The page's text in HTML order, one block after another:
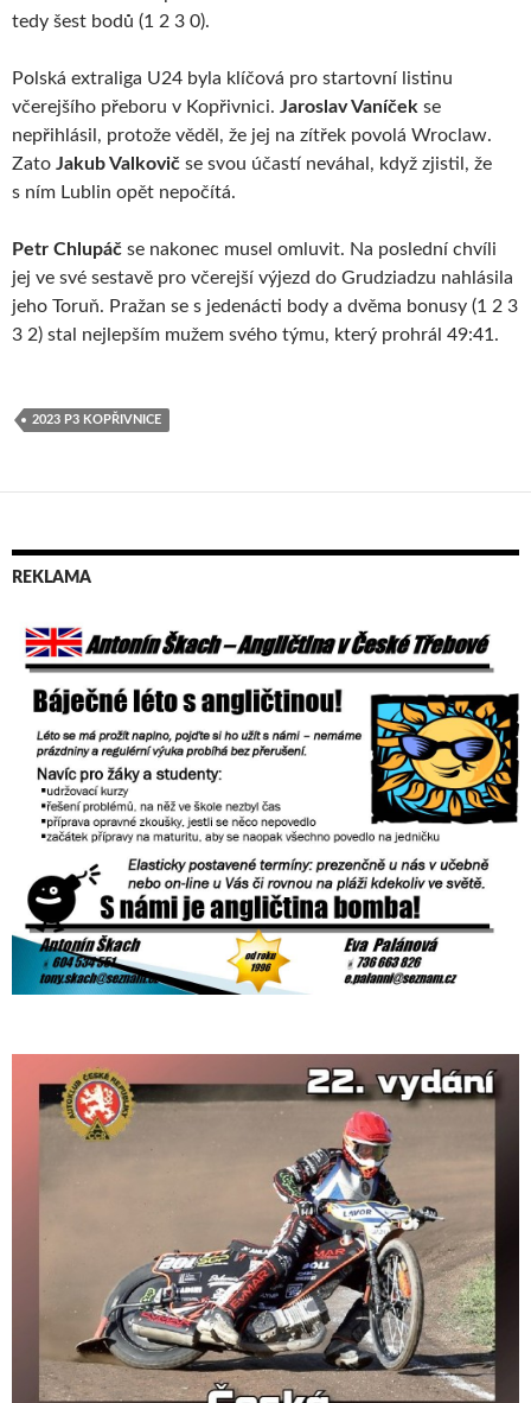
tedy šest bodů (1 2 3 0).
Polská extraliga U24 byla klíčová pro startovní listinu
včerejšího přeboru v Kopřivnici. Jaroslav Vaníček se
nepřihlásil, protože věděl, že jej na zítřek povolá Wroclaw.
Zato Jakub Valkovič se svou účastí neváhal, když zjistil, že
s ním Lublin opět nepočítá.
Petr Chlupáč se nakonec musel omluvit. Na poslední chvíli
jej ve své sestavě pro včerejší výjezd do Grudziadzu nahlásila
jeho Toruň. Pražan se s jedenácti body a dvěma bonusy (1 2 3
3 2) stal nejlepším mužem svého týmu, který prohrál 49:41.
2023 P3 KOPŘIVNICE
REKLAMA